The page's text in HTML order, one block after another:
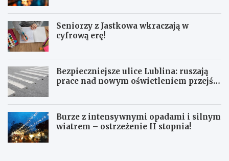
Seniorzy z Jastkowa wkraczają w
cyfrową erę!
Bezpieczniejsze ulice Lublina: ruszają
prace nad nowym oświetleniem przejść
Burze z intensywnymi opadami i silnym
wiatrem – ostrzeżenie II stopnia!
O
S